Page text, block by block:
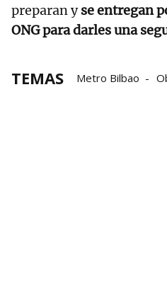
preparan yse entregan
ONG para darles una
TEMAS Metro Bilbao